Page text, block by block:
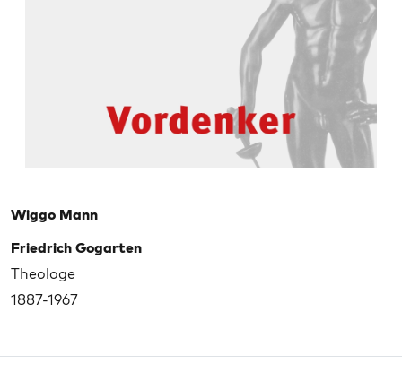
Wiggo Mann
Friedrich Gogarten
Theologe
1887-1967